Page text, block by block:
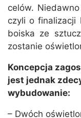
celów.
czyli o finalizacji
boiska ze
zostanie
Koncepcja
jest jednak
wybudowanie:
– Dwóch